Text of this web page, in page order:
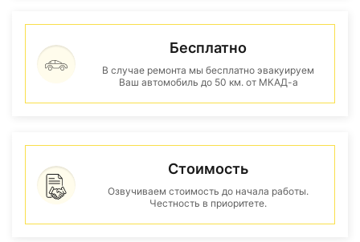
Бесплатно
В случае ремонта мы бесплатно эвакуируем
Ваш автомобиль до 50 км. от МКАД-а
Стоимость
Озвучиваем стоимость до начала работы.
Честность в приоритете.